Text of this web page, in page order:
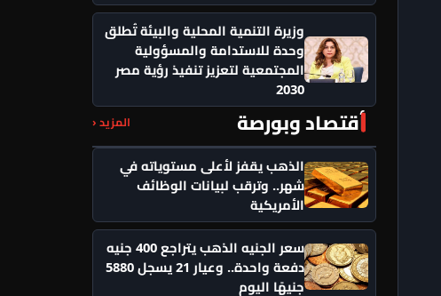
وزيرة التنمية المحلية والبيئة تُطلق
وحدة للاستدامة والمسؤولية
المجتمعية لتعزيز تنفيذ رؤية مصر
2030
أقتصاد وبورصة المزيد ‹
الذهب يقفز لأعلى مستوياته في
شهر.. وترقب لبيانات الوظائف
الأمريكية
سعر الجنيه الذهب يتراجع 400 جنيه
دفعة واحدة.. وعيار 21 يسجل 5880
جنيهًا اليوم